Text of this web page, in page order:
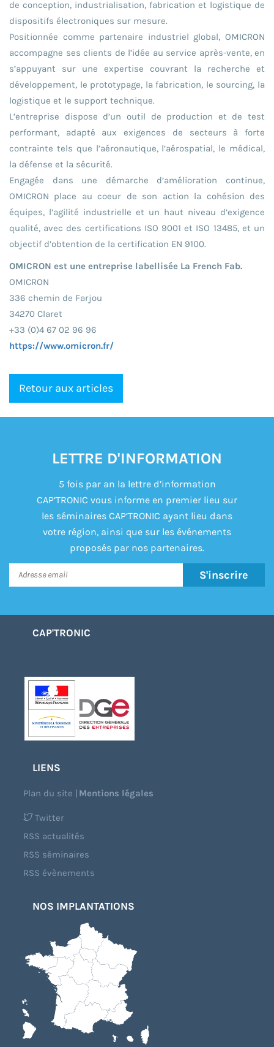
de conception, industrialisation, fabrication et logistique de
dispositifs électroniques sur mesure.
Positionnée comme partenaire industriel global, OMICRON
accompagne ses clients de l’idée au service après-vente, en
s’appuyant sur une expertise couvrant la recherche et
développement, le prototypage, la fabrication, le sourcing, la
logistique et le support technique.
L’entreprise dispose d’un outil de production et de test
performant, adapté aux exigences de secteurs à forte
contrainte tels que l’aéronautique, l’aérospatial, le médical,
la défense et la sécurité.
Engagée dans une démarche d’amélioration continue,
OMICRON place au coeur de son action la cohésion des
équipes, l’agilité industrielle et un haut niveau d’exigence
qualité, avec des certifications ISO 9001 et ISO 13485, et un
objectif d’obtention de la certification EN 9100.
OMICRON est une entreprise labellisée La French Fab.
OMICRON
336 chemin de Farjou
34270 Claret
+33 (0)4 67 02 96 96
https://www.omicron.fr/
Retour aux articles
LETTRE D'INFORMATION
5 fois par an la lettre d’information
CAP’TRONIC vous informe en premier lieu sur
les séminaires CAP’TRONIC ayant lieu dans
votre région, ainsi que sur les événements
proposés par nos partenaires.
S'inscrire
CAP'TRONIC
LIENS
Plan du site |Mentions légales
Twitter
RSS actualités
RSS séminaires
RSS évènements
NOS IMPLANTATIONS